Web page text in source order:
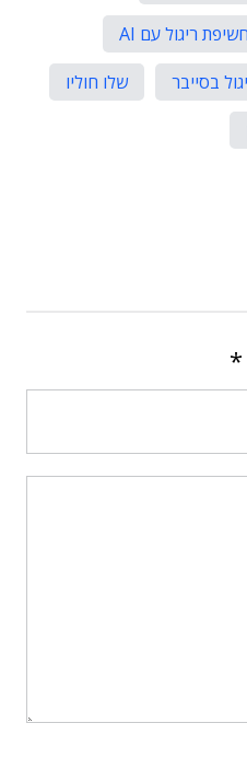
חשיפת ריגול עם AI
בסייבר
שלו חוליו
*